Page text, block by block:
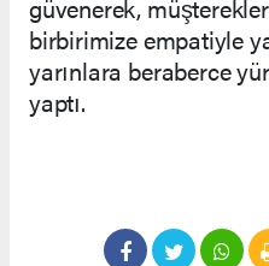
güvenerek,
birbirimize empatiyle
yarınlara beraberce
yaptı.